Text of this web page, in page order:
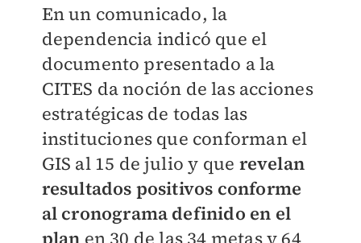
En un comunicado, la
dependencia indicó que el
documento presentado a la
CITES da noción de las acciones
estratégicas de todas las
instituciones que conforman el
GIS al 15 de julio y que revelan
resultados positivos conforme
al cronograma definido en el
plan en 30 de las 34 metas y 64